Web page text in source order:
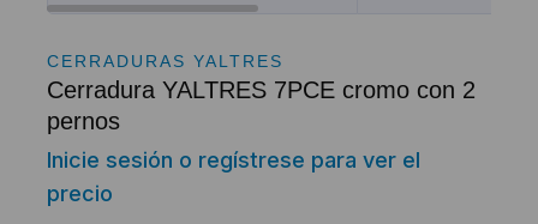
CERRADURAS YALTRES
Cerradura YALTRES 7PCE cromo con 2
pernos
Inicie sesión o regístrese para ver el
precio